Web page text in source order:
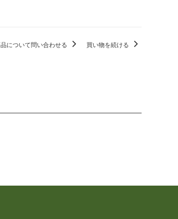
品について問い合わせる 買い物を続ける